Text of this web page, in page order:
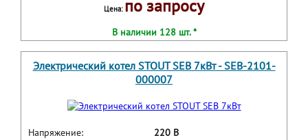
Цена: по запросу
В наличии 128 шт. *
Электрический котел STOUT SEB 7кВт - SEB-2101-
000007
Напряжение:
220 В